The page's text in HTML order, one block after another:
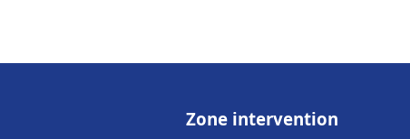
Zone intervention